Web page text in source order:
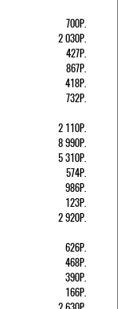
700Р.
2 030Р.
427Р.
867Р.
418Р.
732Р.
2 110Р.
8 990Р.
5 310Р.
574Р.
986Р.
123Р.
2 920Р.
626Р.
468Р.
390Р.
166Р.